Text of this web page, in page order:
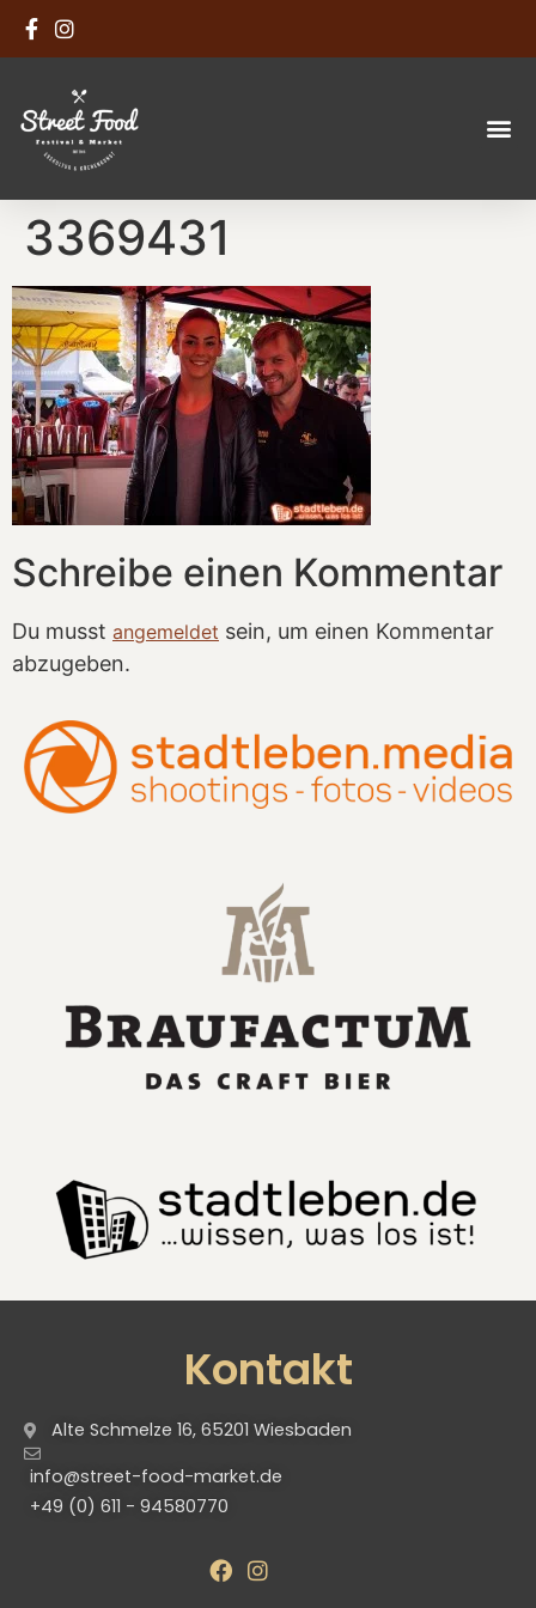
3369431
Schreibe einen Kommentar
Du musst angemeldet sein, um einen Kommentar
abzugeben.
Kontakt
Alte Schmelze 16, 65201 Wiesbaden
info@street-food-market.de
+49 (0) 611 - 94580770